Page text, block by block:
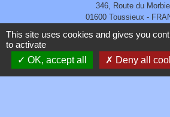
346, Route du
01600 Toussieux -
This site uses cookies and gives you
to activate
OK, accept all
Deny all